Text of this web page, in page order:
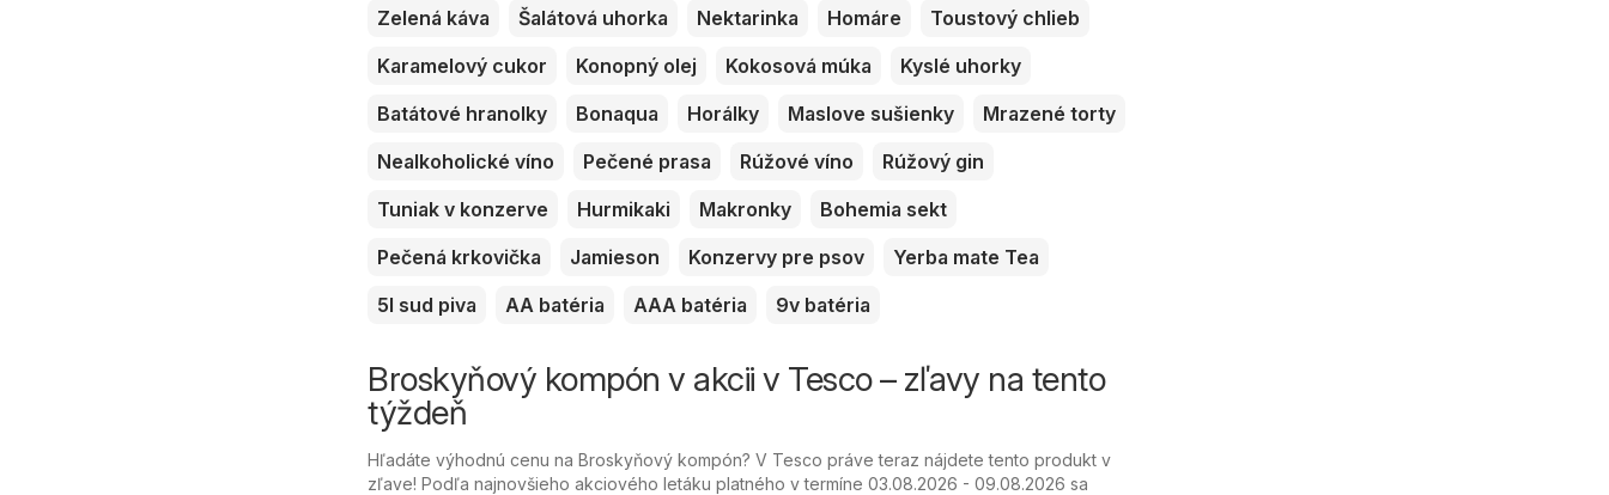
Zelená káva Šalátová uhorka Nektarinka Homáre
Toustový chlieb
Karamelový cukor
Konopný olej Kokosová múka
Kyslé uhorky
Batátové hranolky
Bonaqua Horálky Maslove sušienky
Mrazené torty
Nealkoholické víno
Pečené prasa Rúžové víno
Rúžový gin
Tuniak v konzerve
Hurmikaki Makronky
Bohemia sekt
Pečená krkovička
Jamieson Konzervy pre psov
Yerba mate Tea
5l sud piva
AA batéria AAA batéria 9v batéria
Broskyňový kompón v akcii v Tesco – zľavy na tento
týždeň
Hľadáte výhodnú cenu na Broskyňový kompón? V Tesco práve teraz nájdete tento produkt v
zľave! Podľa najnovšieho akciového letáku platného v termíne 03.08.2026 - 09.08.2026 sa